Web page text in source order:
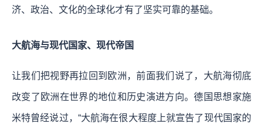
济、政治、文化的全球化才有了坚实可靠的基础。
大航海与现代国家、现代帝国
让我们把视野再拉回到欧洲，前面我们说了，大航海彻底
改变了欧洲在世界的地位和历史演进方向。德国思想家施
米特曾经说过，“大航海在很大程度上就宣告了现代国家的